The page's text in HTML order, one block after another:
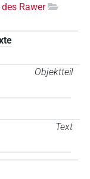
Rawer
Objektteil
Text